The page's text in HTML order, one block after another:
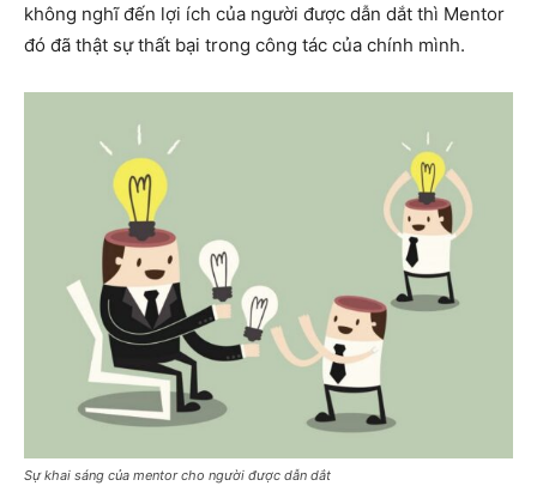
không nghĩ đến lợi ích của người được dẫn dắt thì Mentor
đó đã thật sự thất bại trong công tác của chính mình.
Sự khai sáng của mentor cho người được dẫn dắt